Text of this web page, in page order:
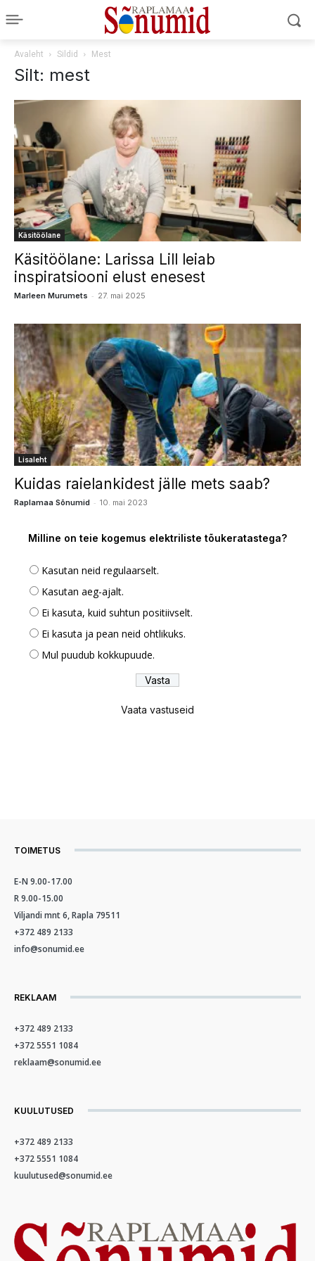
Avaleht Sildid Mest
Silt: mest
Käsitöölane
Käsitöölane: Larissa Lill leiab
inspiratsiooni elust enesest
Marleen Murumets - 27. mai 2025
Lisaleht
Kuidas raielankidest jälle mets saab?
Raplamaa Sõnumid - 10. mai 2023
Milline on teie kogemus elektriliste tõukeratastega?
Kasutan neid regulaarselt.
Kasutan aeg-ajalt.
Ei kasuta, kuid suhtun positiivselt.
Ei kasuta ja pean neid ohtlikuks.
Mul puudub kokkupuude.
Vaata vastuseid
TOIMETUS
E-N 9.00-17.00
R 9.00-15.00
Viljandi mnt 6, Rapla 79511
+372 489 2133
info@sonumid.ee
REKLAAM
+372 489 2133
+372 5551 1084
reklaam@sonumid.ee
KUULUTUSED
+372 489 2133
+372 5551 1084
kuulutused@sonumid.ee